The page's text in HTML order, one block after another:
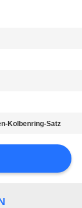
Kolbenring-Satz